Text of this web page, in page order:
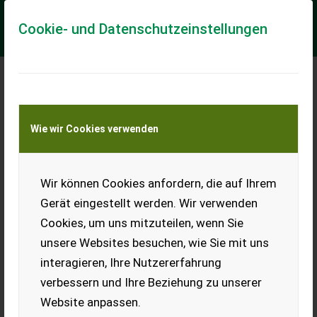
Cookie- und Datenschutzeinstellungen
Wie wir Cookies verwenden
Wir können Cookies anfordern, die auf Ihrem
Gerät eingestellt werden. Wir verwenden
Cookies, um uns mitzuteilen, wenn Sie
unsere Websites besuchen, wie Sie mit uns
interagieren, Ihre Nutzererfahrung
verbessern und Ihre Beziehung zu unserer
Website anpassen.
Meine Transportkostenanfrage
Transport von Land- und Baumaschinen –
KEINE Tiertransporte
Fendt 411 Vario
inkl. RTK-Trimble Räder vorne NEU elektr. Spiegelverstellung
FZW 1L & 2L Druckluft Load Sensing Anschluß ISO-Bus
Kabinenfederung
EUR 81.600 inkl. 20 % MwSt.